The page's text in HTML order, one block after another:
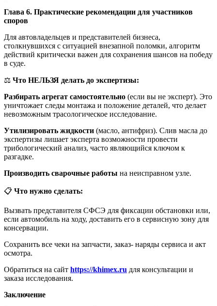
Глава 6. Практические рекомендации для участников
споров
Для автовладельцев и представителей бизнеса,
столкнувшихся с ситуацией внезапной поломки, алгоритм
действий критически важен для сохранения шансов на победу
в суде.
⚖️ Что НЕЛЬЗЯ делать до экспертизы:
Разбирать агрегат самостоятельно (если вы не эксперт). Это
уничтожает следы монтажа и положение деталей, что делает
невозможным трасологическое исследование.
Утилизировать жидкости (масло, антифриз). Слив масла до
экспертизы лишает эксперта возможности провести
трибологический анализ, часто являющийся ключом к
разгадке.
Производить сварочные работы на неисправном узле.
📋 Что нужно сделать:
Вызвать представителя СФСЭ для фиксации обстановки или,
если автомобиль на ходу, доставить его в сервисную зону для
консервации.
Сохранить все чеки на запчасти, заказ- наряды сервиса и акт
осмотра.
Обратиться на сайт https://khimex.ru для консультации и
заказа исследования.
Заключение